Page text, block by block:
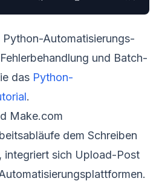
Python-Automatisierungs-
und Batch-
das Python-
.
Make.com
dem Schreiben
integriert sich Upload-Post